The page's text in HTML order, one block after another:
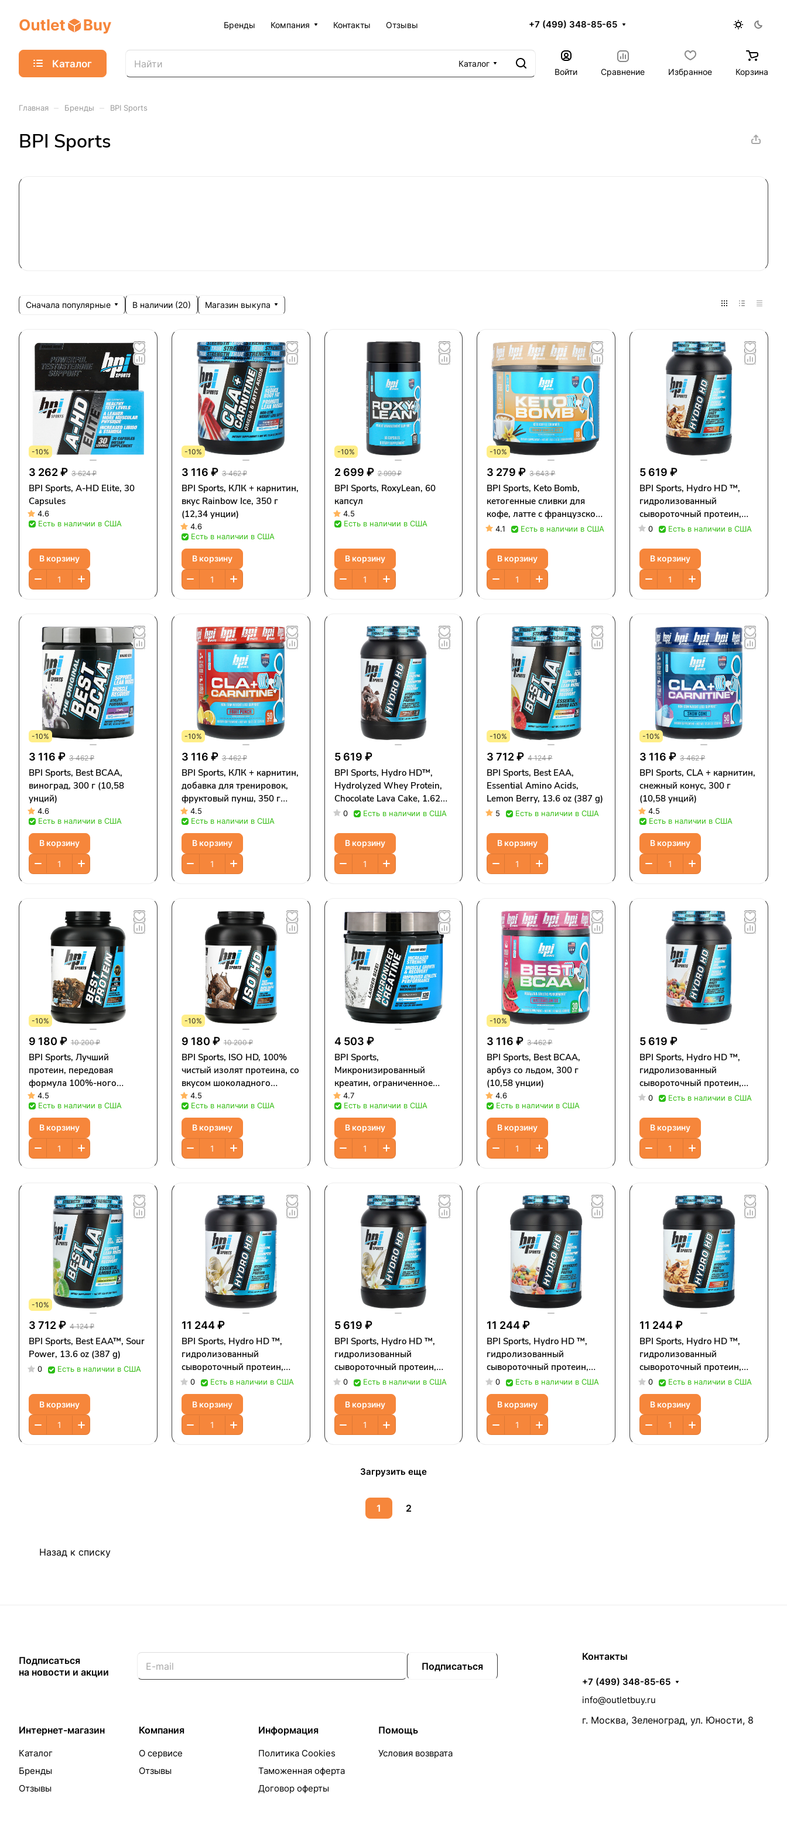
Бренды Компания Контакты Отзывы +7 (499) 348-85-65
Каталог
Каталог
Войти
Сравнение Избранное Корзина
Главная Бренды BPI Sports
BPI Sports
Сначала популярные В наличии (20) Магазин выкупа
-10%
3 262 ₽ 3 624 ₽
BPI Sports, A-HD Elite, 30
Capsules
4.6
Есть в наличии в США
В корзину
-10%
3 116 ₽ 3 462 ₽
BPI Sports, КЛК + карнитин,
вкус Rainbow Ice, 350 г
(12,34 унции)
4.6
Есть в наличии в США
В корзину
-10%
2 699 ₽ 2 999 ₽
BPI Sports, RoxyLean, 60
капсул
4.5
Есть в наличии в США
В корзину
-10%
3 279 ₽ 3 643 ₽
BPI Sports, Keto Bomb,
кетогенные сливки для
кофе, латте с французской
ванилью, 468 г (1 фунт 0,5
4.1 Есть в наличии в США
В корзину
5 619 ₽
BPI Sports, Hydro HD ™,
гидролизованный
сывороточный протеин,
хлопья с корицей, 736 г
0 Есть в наличии в США
В корзину
-10%
3 116 ₽ 3 462 ₽
BPI Sports, Best BCAA,
виноград, 300 г (10,58
унций)
4.6
Есть в наличии в США
В корзину
-10%
3 116 ₽ 3 462 ₽
BPI Sports, КЛК + карнитин,
добавка для тренировок,
фруктовый пунш, 350 г
(12,34 унции)
4.5
Есть в наличии в США
В корзину
5 619 ₽
BPI Sports, Hydro HD™,
Hydrolyzed Whey Protein,
Chocolate Lava Cake, 1.62
lbs (736 g)
0 Есть в наличии в США
В корзину
-10%
3 712 ₽ 4 124 ₽
BPI Sports, Best EAA,
Essential Amino Acids,
Lemon Berry, 13.6 oz (387 g)
5 Есть в наличии в США
В корзину
-10%
3 116 ₽ 3 462 ₽
BPI Sports, CLA + карнитин,
снежный конус, 300 г
(10,58 унций)
4.5
Есть в наличии в США
В корзину
-10%
9 180 ₽ 10 200 ₽
BPI Sports, Лучший
протеин, передовая
формула 100%-ного
протеина, шоколадное
брауни, 5,1 фунта (2329 г)
4.5
Есть в наличии в США
В корзину
-10%
9 180 ₽ 10 200 ₽
BPI Sports, ISO HD, 100%
чистый изолят протеина, со
вкусом шоколадного
брауни, 2208 г (4,9 фунта)
4.5
Есть в наличии в США
В корзину
4 503 ₽
BPI Sports,
Микронизированный
креатин, ограниченное
издание, без вкуса, 1,32
фунта (600 г)
4.7
Есть в наличии в США
В корзину
-10%
3 116 ₽ 3 462 ₽
BPI Sports, Best BCAA,
арбуз со льдом, 300 г
(10,58 унции)
4.6
Есть в наличии в США
В корзину
5 619 ₽
BPI Sports, Hydro HD ™,
гидролизованный
сывороточный протеин,
фруктовый коктейль, 736 г
0 Есть в наличии в США
В корзину
-10%
3 712 ₽ 4 124 ₽
BPI Sports, Best EAA™, Sour
Power, 13.6 oz (387 g)
0 Есть в наличии в США
В корзину
11 244 ₽
BPI Sports, Hydro HD ™,
гидролизованный
сывороточный протеин,
ванильное мороженое,
2176 г (4,8 фунта)
0 Есть в наличии в США
В корзину
5 619 ₽
BPI Sports, Hydro HD ™,
гидролизованный
сывороточный протеин,
ванильное мороженое, 736
г (1,62 фунта)
0 Есть в наличии в США
В корзину
11 244 ₽
BPI Sports, Hydro HD ™,
гидролизованный
сывороточный протеин,
фруктовый коктейль, 2176
г (4,8 фунта)
0 Есть в наличии в США
В корзину
11 244 ₽
BPI Sports, Hydro HD ™,
гидролизованный
сывороточный протеин,
хлопья с корицей, 2176 г
(4,8 фунта)
0 Есть в наличии в США
В корзину
Загрузить еще
1 2
Назад к списку
Подписаться
на новости и акции
Подписаться
Интернет-магазин
Каталог
Бренды
Отзывы
Компания
О сервисе
Отзывы
Информация
Политика Cookies
Таможенная оферта
Договор оферты
Помощь
Условия возврата
Контакты
+7 (499) 348-85-65
info@outletbuy.ru
г. Москва, Зеленоград, ул. Юности, 8